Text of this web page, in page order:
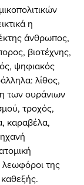
η
άνθρωπος,
βιοτέχνης,
ψηφιακός
λίθος,
των ουράνιων
τροχός,
καραβέλα,
λεωφόροι της
καθεξής.